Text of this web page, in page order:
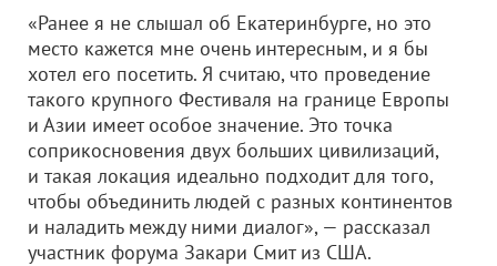
«Ранее я не слышал об Екатеринбурге, но это
место кажется мне очень интересным, и я бы
хотел его посетить. Я считаю, что проведение
такого крупного Фестиваля на границе Европы
и Азии имеет особое значение. Это точка
соприкосновения двух больших цивилизаций,
и такая локация идеально подходит для того,
чтобы объединить людей с разных континентов
и наладить между ними диалог», — рассказал
участник форума Закари Смит из США.